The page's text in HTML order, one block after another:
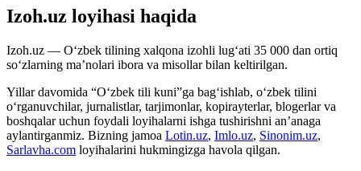
Izoh.uz loyihasi haqida
Izoh.uz — O‘zbek tilining xalqona izohli lug‘ati 35 000 dan ortiq
so‘zlarning ma’nolari ibora va misollar bilan keltirilgan.
Yillar davomida “O‘zbek tili kuni”ga bag‘ishlab, o‘zbek tilini
o‘rganuvchilar, jurnalistlar, tarjimonlar, kopirayterlar, blogerlar va
boshqalar uchun foydali loyihalarni ishga tushirishni an’anaga
aylantirganmiz. Bizning jamoa Lotin.uz, Imlo.uz, Sinonim.uz,
Sarlavha.com loyihalarini hukmingizga havola qilgan.